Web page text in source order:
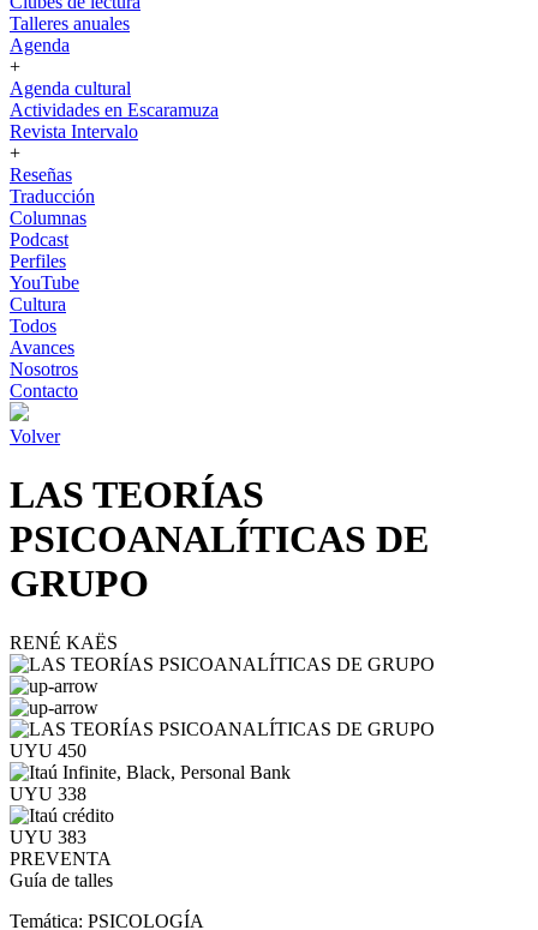
Talleres anuales
Agenda
+
Agenda cultural
Actividades en Escaramuza
Revista Intervalo
+
Reseñas
Traducción
Columnas
Podcast
Perfiles
YouTube
Cultura
Todos
Avances
Nosotros
Contacto
Volver
LAS TEORÍAS
PSICOANALÍTICAS DE
GRUPO
RENÉ KAËS
UYU 450
UYU 338
UYU 383
PREVENTA
Guía de talles
Temática: PSICOLOGÍA